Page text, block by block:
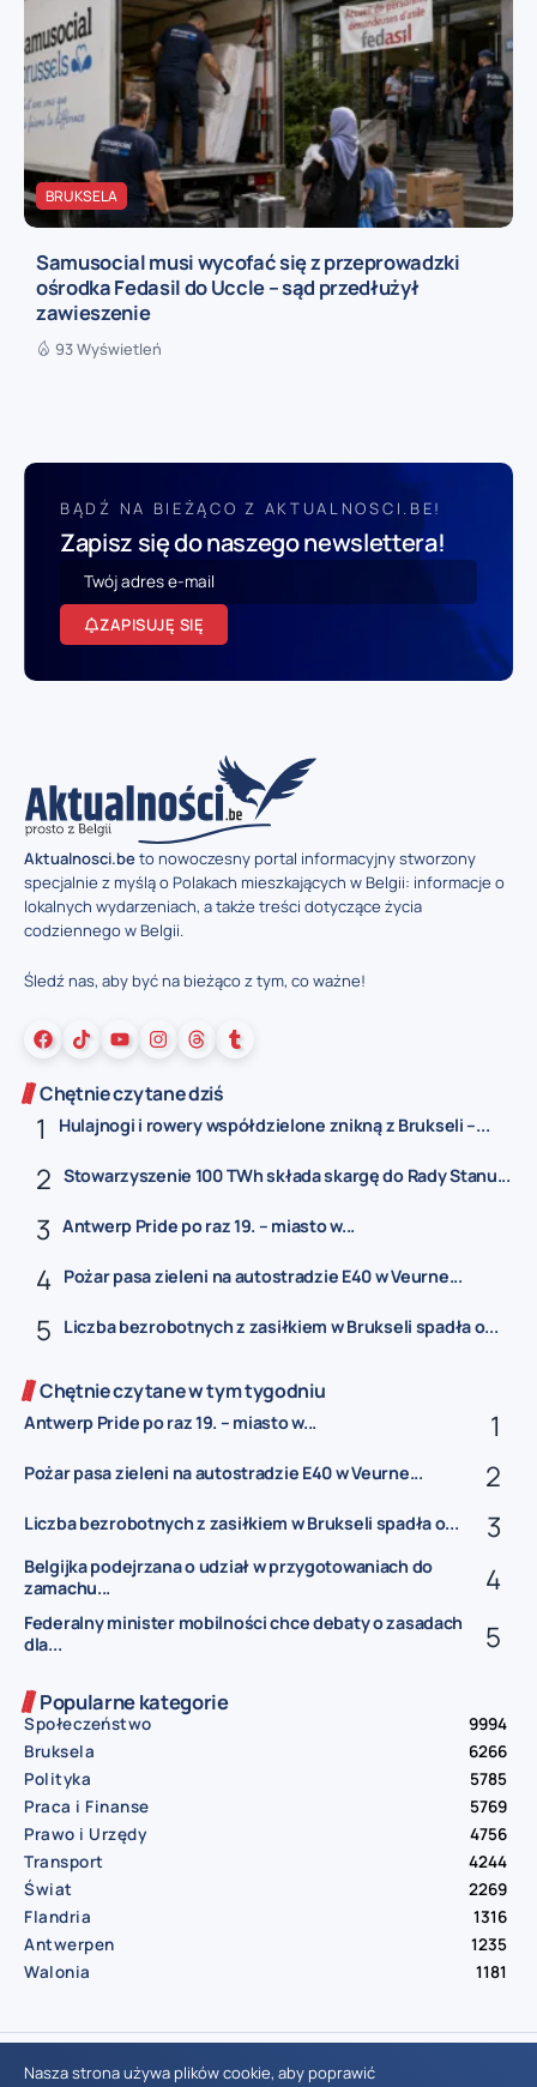
BRUKSELA
Samusocial musi wycofać się z przeprowadzki
ośrodka Fedasil do Uccle – sąd przedłużył
zawieszenie
93 Wyświetleń
BĄDŹ NA BIEŻĄCO Z AKTUALNOSCI.BE!
Zapisz się do naszego newslettera!
ZAPISUJĘ SIĘ
Aktualnosci.beto nowoczesny portal informacyjny stworzony
specjalnie z myślą o Polakach mieszkających w Belgii: informacje o
lokalnych wydarzeniach, a także treści dotyczące życia
codziennego w Belgii.
Śledź nas, aby być na bieżąco z tym, co ważne!
Chętnie czytane dziś
Hulajnogi i rowery współdzielone znikną z Brukseli –...
Stowarzyszenie 100 TWh składa skargę do Rady Stanu...
Antwerp Pride po raz 19. – miasto w...
Pożar pasa zieleni na autostradzie E40 w Veurne...
Liczba bezrobotnych z zasiłkiem w Brukseli spadła o...
Chętnie czytane w tym tygodniu
Antwerp Pride po raz 19. – miasto w...
Pożar pasa zieleni na autostradzie E40 w Veurne...
Liczba bezrobotnych z zasiłkiem w Brukseli spadła o...
Belgijka podejrzana o udział w przygotowaniach do
zamachu...
Federalny minister mobilności chce debaty o zasadach
dla...
Popularne kategorie
Społeczeństwo
9994
Bruksela
6266
Polityka
5785
Praca i Finanse
5769
Prawo i Urzędy
4756
Transport
4244
Świat
2269
Flandria
1316
Antwerpen
1235
Walonia
1181
© Aktualnosci.be – All Right Reserved 2016-2026
Nasza strona używa plików cookie, aby poprawić